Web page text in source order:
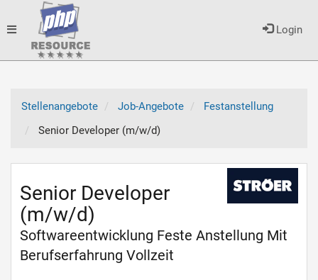
Login
Toggle
Stellenangebote
Job-Angebote
Festanstellung
Senior Developer (m/w/d)
Senior Developer
(m/w/d)
Softwareentwicklung Feste Anstellung Mit
Berufserfahrung Vollzeit